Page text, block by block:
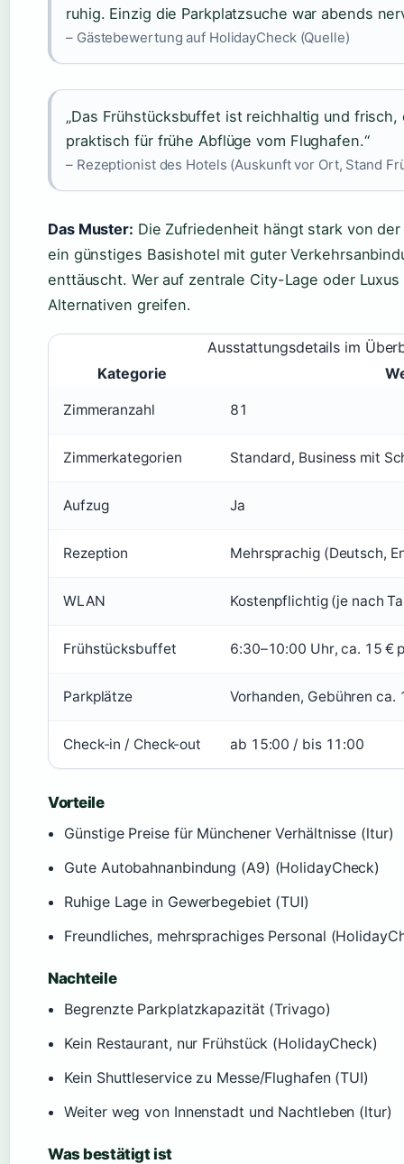
ruhig. Einzig die Parkplatzsuche war abends
– Gästebewertung auf HolidayCheck (Quelle)
„Das Frühstücksbuffet ist reichhaltig und
praktisch für frühe Abflüge vom Flughafen.“
– Rezeptionist des Hotels (Auskunft vor Ort, Stand
Das Muster: Die Zufriedenheit hängt stark von
ein günstiges Basishotel mit guter
enttäuscht. Wer auf zentrale City-Lage oder
Alternativen greifen.
Ausstattungsdetails im
Kategorie
Zimmeranzahl 81
Zimmerkategorien Standard, Business mit
Aufzug Ja
Rezeption Mehrsprachig (Deutsch,
WLAN Kostenpflichtig (je nach
Frühstücksbuffet 6:30–10:00 Uhr, ca. 15 €
Parkplätze Vorhanden, Gebühren
Check-in / Check-out ab 15:00 / bis 11:00
Vorteile
Günstige Preise für Münchener Verhältnisse (ltur)
Gute Autobahnanbindung (A9) (HolidayCheck)
Ruhige Lage in Gewerbegebiet (TUI)
Freundliches, mehrsprachiges Personal
Nachteile
Begrenzte Parkplatzkapazität (Trivago)
Kein Restaurant, nur Frühstück (HolidayCheck)
Kein Shuttleservice zu Messe/Flughafen (TUI)
Weiter weg von Innenstadt und Nachtleben (ltur)
Was bestätigt ist